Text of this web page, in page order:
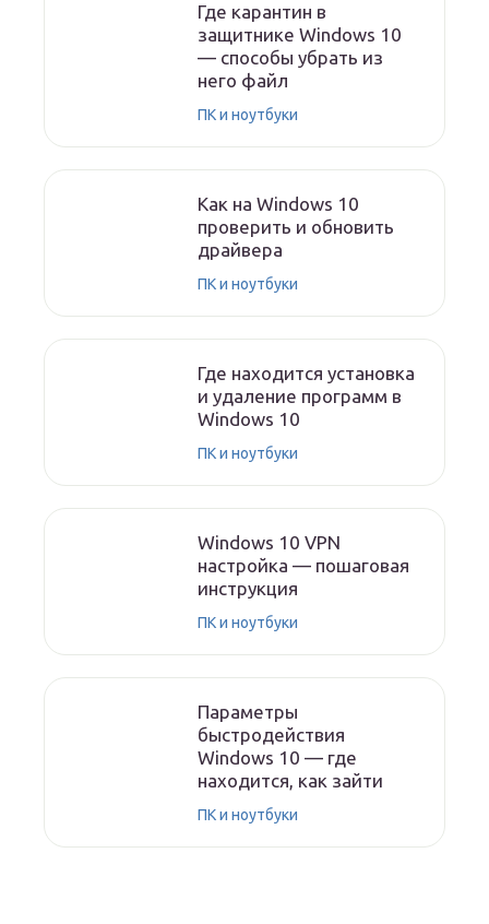
Где карантин в
защитнике Windows 10
— способы убрать из
него файл
ПК и ноутбуки
Как на Windows 10
проверить и обновить
драйвера
ПК и ноутбуки
Где находится установка
и удаление программ в
Windows 10
ПК и ноутбуки
Windows 10 VPN
настройка — пошаговая
инструкция
ПК и ноутбуки
Параметры
быстродействия
Windows 10 — где
находится, как зайти
ПК и ноутбуки